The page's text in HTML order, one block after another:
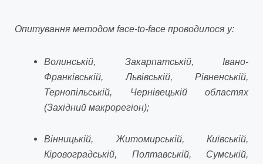
Опитування методом face-to-face проводилося у:
Волинській, Закарпатській, Івано-
Франківській, Львівській, Рівненській,
Тернопільській, Чернівецькій областях
(Західний макрорегіон);
Вінницькій, Житомирській, Київській,
Кіровоградській, Полтавській, Сумській,